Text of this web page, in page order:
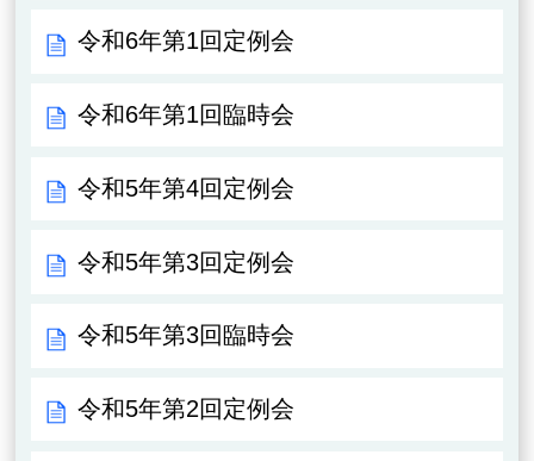
令和6年第1回定例会
令和6年第1回臨時会
令和5年第4回定例会
令和5年第3回定例会
令和5年第3回臨時会
令和5年第2回定例会